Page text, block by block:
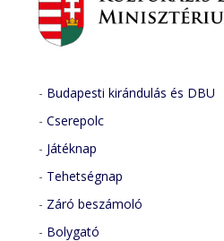
- Budapesti kirándulás és DBU
-Cserepolc
- Játéknap
- Tehetségnap
- Záró beszámoló
- Bolygató